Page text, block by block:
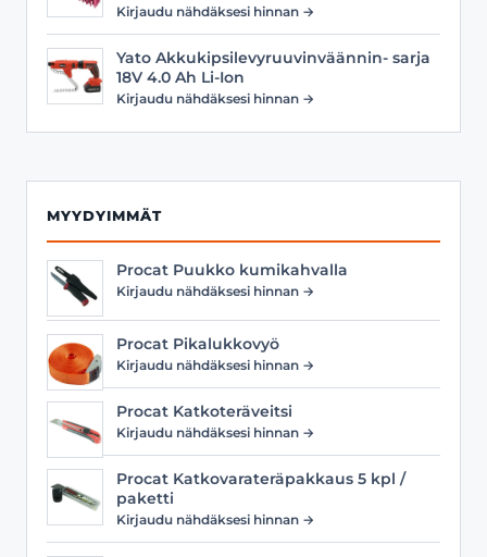
Kirjaudu nähdäksesi hinnan →
Yato Akkukipsilevyruuvinväännin- sarja
18V 4.0 Ah Li-Ion
Kirjaudu nähdäksesi hinnan →
MYYDYIMMÄT
Procat Puukko kumikahvalla
Kirjaudu nähdäksesi hinnan →
Procat Pikalukkovyö
Kirjaudu nähdäksesi hinnan →
Procat Katkoteräveitsi
Kirjaudu nähdäksesi hinnan →
Procat Katkovarateräpakkaus 5 kpl /
paketti
Kirjaudu nähdäksesi hinnan →